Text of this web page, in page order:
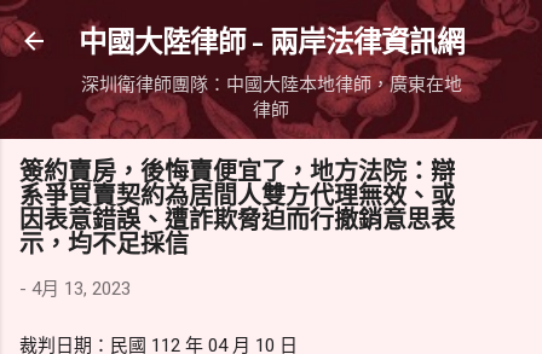
跳到主要內容
中國大陸律師 - 兩岸法律資訊網
深圳衛律師團隊：中國大陸本地律師，廣東在地
律師
簽約賣房，後悔賣便宜了，地方法院：辯
系爭買賣契約為居間人雙方代理無效、或
因表意錯誤、遭詐欺脅迫而行撤銷意思表
示，均不足採信
- 4月 13, 2023
裁判日期：民國 112 年 04 月 10 日